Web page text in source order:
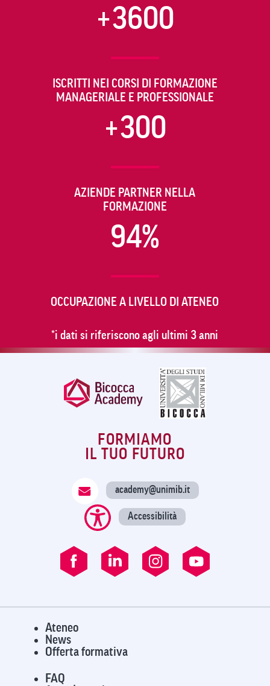
+3600
ISCRITTI NEI CORSI DI FORMAZIONE
MANAGERIALE E PROFESSIONALE
+300
AZIENDE PARTNER NELLA
FORMAZIONE
94%
OCCUPAZIONE A LIVELLO DI ATENEO
*i dati si riferiscono agli ultimi 3 anni
FORMIAMO
IL TUO FUTURO
academy@unimib.it
Accessibilità
Ateneo
News
Offerta formativa
FAQ